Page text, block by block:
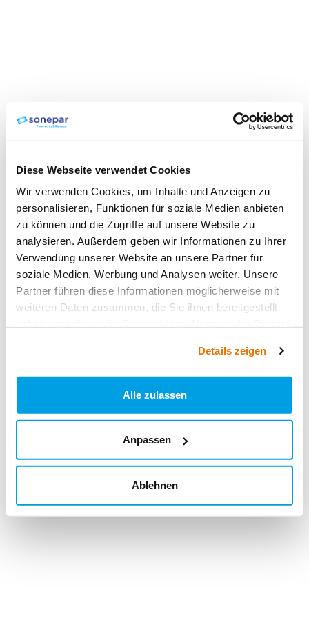
Diese Webseite verwendet Cookies
Wir verwenden Cookies, um Inhalte und Anzeigen zu
personalisieren, Funktionen für soziale Medien anbieten
zu können und die Zugriffe auf unsere Website zu
analysieren. Außerdem geben wir Informationen zu Ihrer
Verwendung unserer Website an unsere Partner für
soziale Medien, Werbung und Analysen weiter. Unsere
Partner führen diese Informationen möglicherweise mit
weiteren Daten zusammen, die Sie ihnen bereitgestellt
Details zeigen
Alle zulassen
Anpassen
Ablehnen